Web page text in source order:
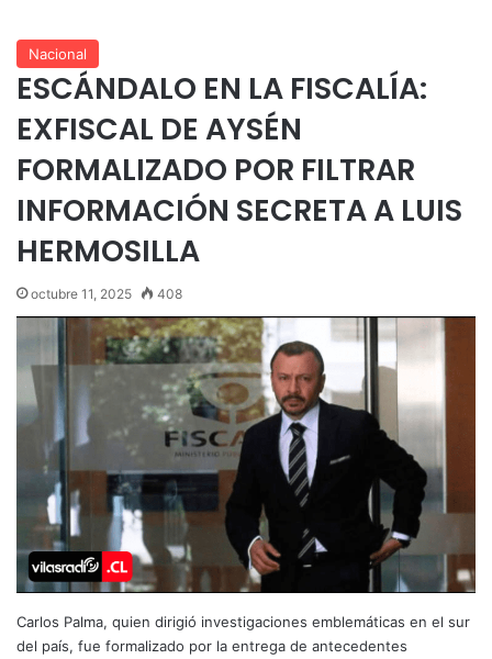
Nacional
ESCÁNDALO EN LA FISCALÍA:
EXFISCAL DE AYSÉN
FORMALIZADO POR FILTRAR
INFORMACIÓN SECRETA A LUIS
HERMOSILLA
octubre 11, 2025 408
Carlos Palma, quien dirigió investigaciones emblemáticas en el sur
del país, fue formalizado por la entrega de antecedentes